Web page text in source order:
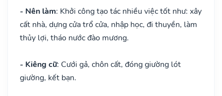
- Nên làm: Khởi công tạo tác nhiều việc tốt như: xây
cất nhà, dựng cửa trổ cửa, nhập học, đi thuyền, làm
thủy lợi, tháo nước đào mương.
- Kiêng cữ: Cưới gả, chôn cất, đóng giường lót
giường, kết bạn.